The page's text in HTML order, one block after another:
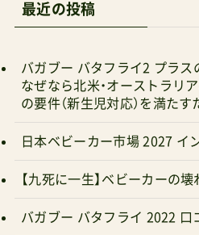
最近の投稿
バガブー バタフライ2 プラス
なぜなら北米・オーストラリ
の要件（新生児対応）を満た
日本ベビーカー市場 2027 イ
【九死に一生】ベビーカーの
バガブー バタフライ 2022 口